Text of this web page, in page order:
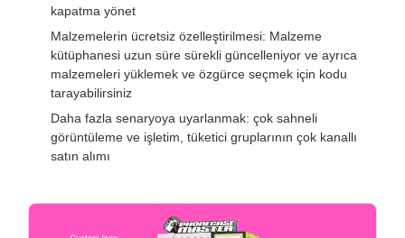
kapatma yönet
Malzemelerin ücretsiz özelleştirilmesi: Malzeme
kütüphanesi uzun süre sürekli güncelleniyor ve ayrıca
malzemeleri yüklemek ve özgürce seçmek için kodu
tarayabilirsiniz
Daha fazla senaryoya uyarlanmak: çok sahneli
görüntüleme ve işletim, tüketici gruplarının çok kanallı
satın alımı